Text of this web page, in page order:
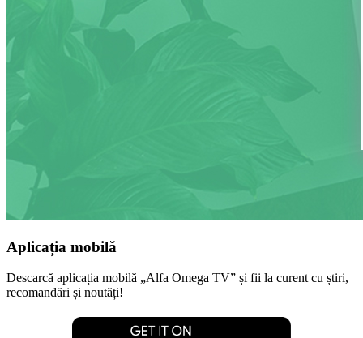
Aplicația mobilă
Descarcă aplicația mobilă „Alfa Omega TV” și fii la curent cu știri,
recomandări și noutăți!